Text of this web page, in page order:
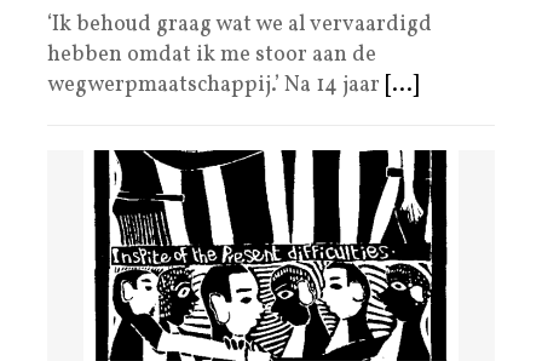
‘Ik behoud graag wat we al vervaardigd
hebben omdat ik me stoor aan de
wegwerpmaatschappij.’ Na 14 jaar [...]